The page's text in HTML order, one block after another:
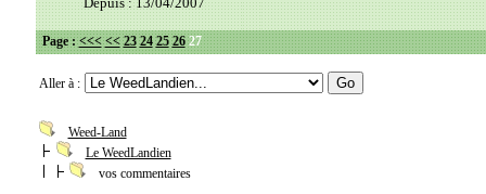
Page :<<< << 23 24 25 26 27
Aller à :
Weed-Land
Le WeedLandien
vos commentaires